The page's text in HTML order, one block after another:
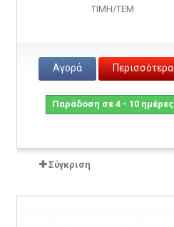
ΤΙΜH/ΤΕΜ
Αγορά Περισσότερα
Παράδοση σε 4 - 10 ημέρες
Σύγκριση